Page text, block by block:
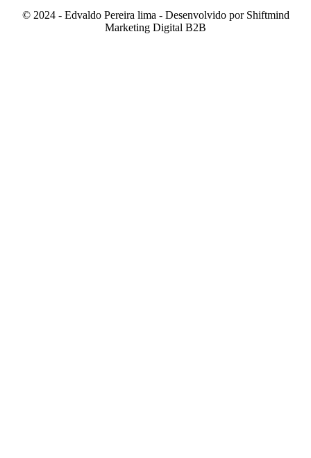
© 2024 - Edvaldo Pereira lima - Desenvolvido por Shiftmind
Marketing Digital B2B